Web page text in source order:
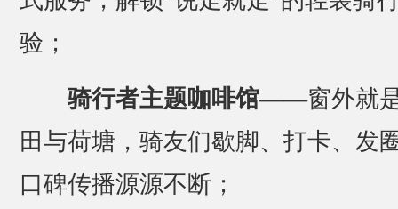
验；
骑行者主题咖啡馆——窗外就
田与荷塘，骑友们歇脚、打卡、发
口碑传播源源不断；